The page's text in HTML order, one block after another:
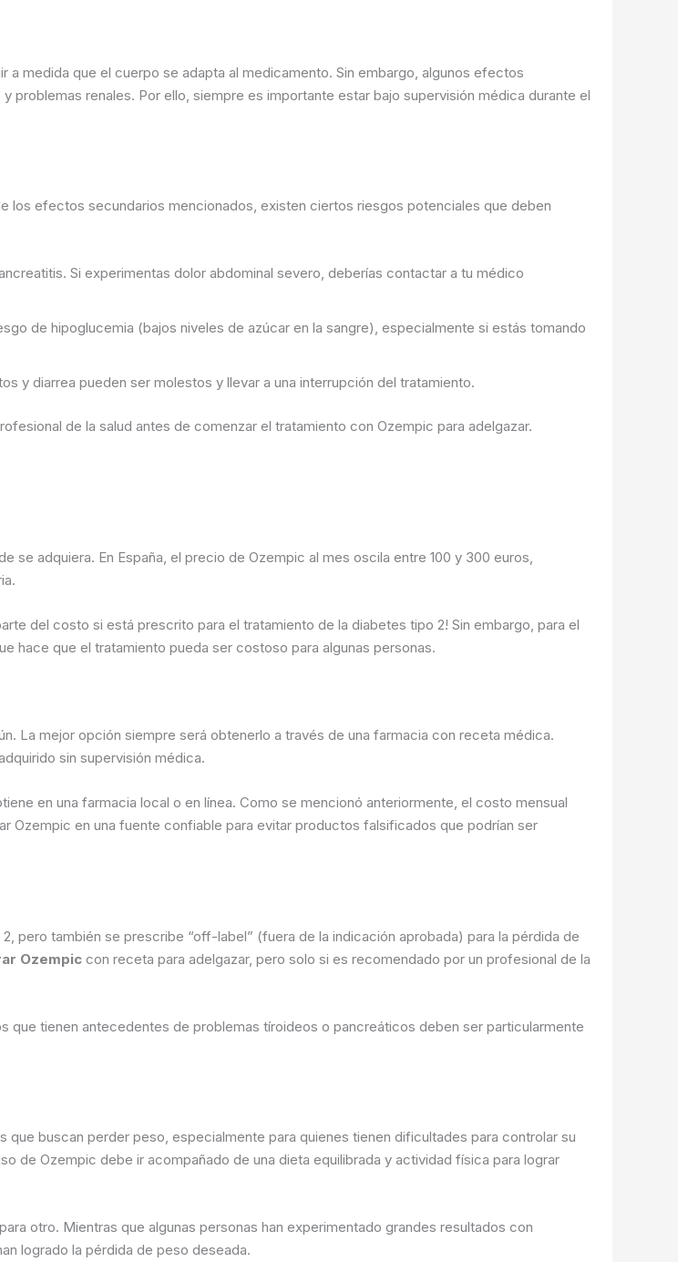
medida que el cuerpo se adapta al medicamento. Sin embargo, algunos efectos
renales. Por ello, siempre es importante estar bajo supervisión médica durante el
los efectos secundarios mencionados, existen ciertos riesgos potenciales que deben
Si experimentas dolor abdominal severo, deberías contactar a tu médico
de hipoglucemia (bajos niveles de azúcar en la sangre), especialmente si estás tomando
y diarrea pueden ser molestos y llevar a una interrupción del tratamiento.
de la salud antes de comenzar el tratamiento con Ozempic para adelgazar.
adquiera. En España, el precio de Ozempic al mes oscila entre 100 y 300 euros,
del costo si está prescrito para el tratamiento de la diabetes tipo 2! Sin embargo, para el
hace que el tratamiento pueda ser costoso para algunas personas.
La mejor opción siempre será obtenerlo a través de una farmacia con receta médica.
sin supervisión médica.
en una farmacia local o en línea. Como se mencionó anteriormente, el costo mensual
Ozempic en una fuente confiable para evitar productos falsificados que podrían ser
pero también se prescribe “off-label” (fuera de la indicación aprobada) para la pérdida de
Ozempic con receta para adelgazar, pero solo si es recomendado por un profesional de la
que tienen antecedentes de problemas tíroideos o pancreáticos deben ser particularmente
buscan perder peso, especialmente para quienes tienen dificultades para controlar su
de Ozempic debe ir acompañado de una dieta equilibrada y actividad física para lograr
otro. Mientras que algunas personas han experimentado grandes resultados con
logrado la pérdida de peso deseada.